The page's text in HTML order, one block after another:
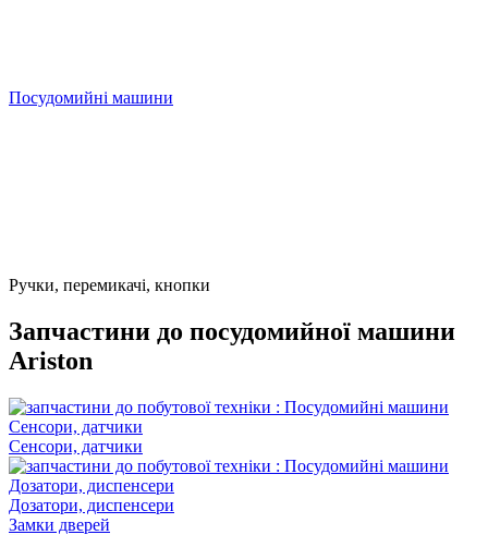
Посудомийні машини
Ручки, перемикачі, кнопки
Запчастини до посудомийної машини
Ariston
Сенсори, датчики
Дозатори, диспенсери
Замки дверей